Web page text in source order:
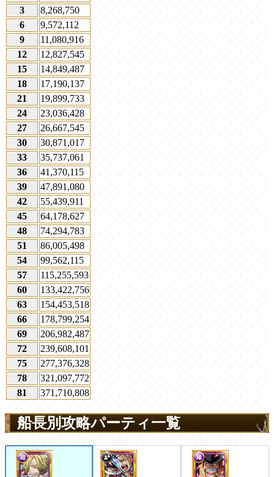
3
8,268,750
6
9,572,112
9
11,080,916
12
12,827,545
15
14,849,487
18
17,190,137
21
19,899,733
24
23,036,428
27
26,667,545
30
30,871,017
33
35,737,061
36
41,370,115
39
47,891,080
42
55,439,911
45
64,178,627
48
74,294,783
51
86,005,498
54
99,562,115
57
115,255,593
60
133,422,756
63
154,453,518
66
178,799,254
69
206,982,487
72
239,608,101
75
277,376,328
78
321,097,772
81
371,710,808
船長別攻略パーティ一覧